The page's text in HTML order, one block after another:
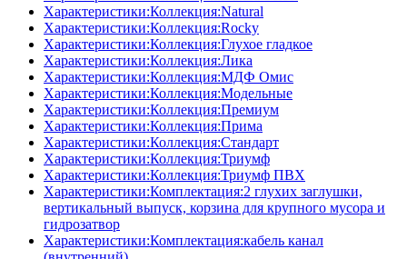
Характеристики:Коллекция:Natural
Характеристики:Коллекция:Rocky
Характеристики:Коллекция:Глухое гладкое
Характеристики:Коллекция:Лика
Характеристики:Коллекция:МДФ Омис
Характеристики:Коллекция:Модельные
Характеристики:Коллекция:Премиум
Характеристики:Коллекция:Прима
Характеристики:Коллекция:Стандарт
Характеристики:Коллекция:Триумф
Характеристики:Коллекция:Триумф ПВХ
Характеристики:Комплектация:2 глухих заглушки,
вертикальный выпуск, корзина для крупного мусора и
гидрозатвор
Характеристики:Комплектация:кабель канал